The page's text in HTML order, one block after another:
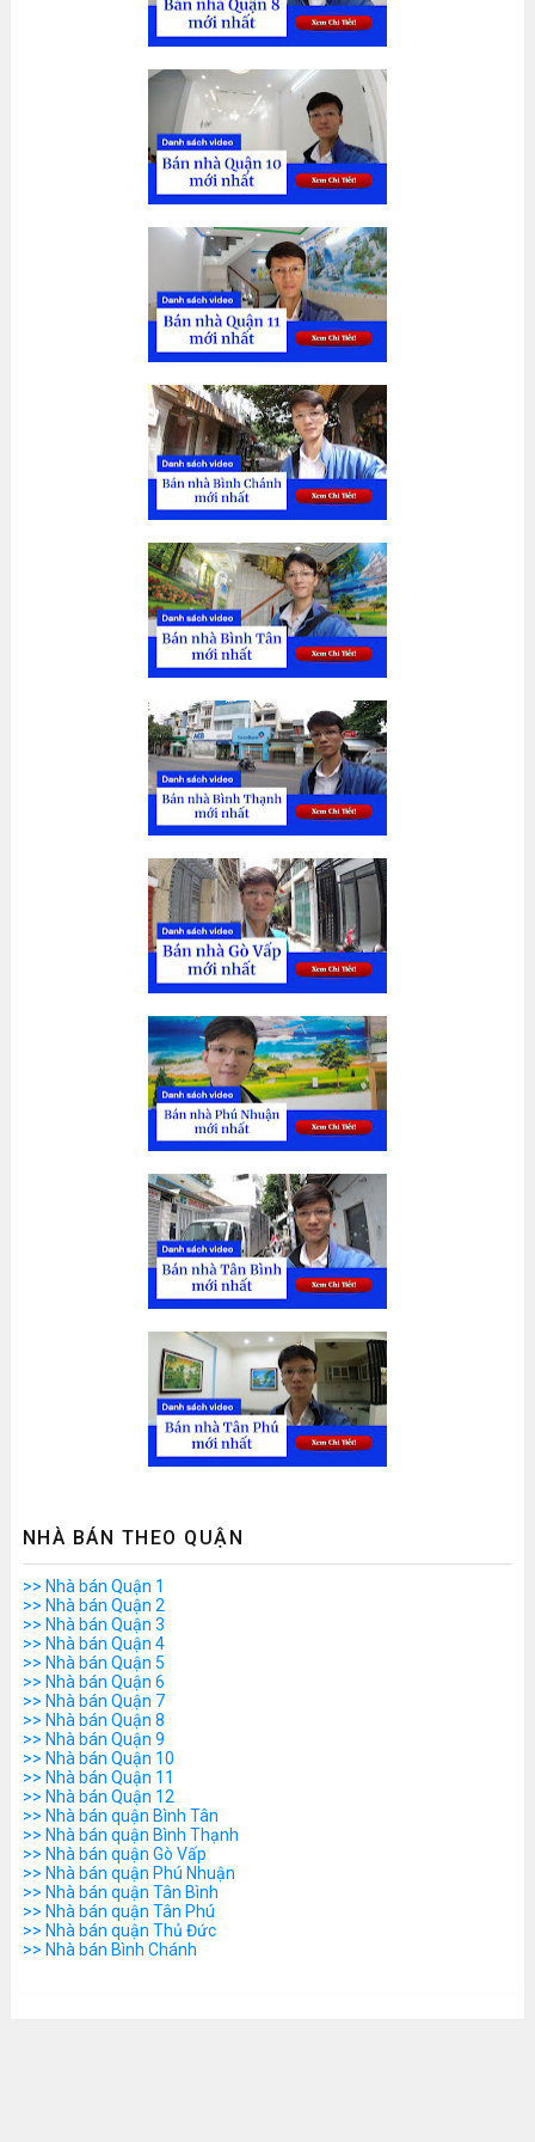
NHÀ BÁN THEO QUẬN
>> Nhà bán Quận 1
>> Nhà bán Quận 2
>> Nhà bán Quận 3
>> Nhà bán Quận 4
>> Nhà bán Quận 5
>> Nhà bán Quận 6
>> Nhà bán Quận 7
>> Nhà bán Quận 8
>> Nhà bán Quận 9
>> Nhà bán Quận 10
>> Nhà bán Quận 11
>> Nhà bán Quận 12
>> Nhà bán quận Bình Tân
>> Nhà bán quận Bình Thạnh
>> Nhà bán quận Gò Vấp
>> Nhà bán quận Phú Nhuận
>> Nhà bán quận Tân Bình
>> Nhà bán quận Tân Phú
>> Nhà bán quận Thủ Đức
>> Nhà bán Bình Chánh